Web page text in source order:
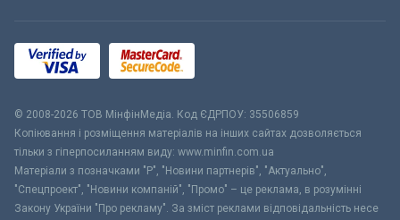
© 2008-2026 ТОВ МiнфiнМедiа. Код ЄДРПОУ: 35506859
Копіювання і розміщення матеріалів на інших сайтах дозволяється
тільки з гіперпосиланням виду: www.minfin.com.ua
Матеріали з позначками "Р", "Новини партнерів", "Актуально",
"Спецпроект", "Новини компаній", "Промо" – це реклама, в розумінні
Закону України "Про рекламу". За зміст реклами відповідальність несе